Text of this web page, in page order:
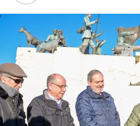
alcalde no ingresó a prisión
en libertad bajo supervisión
Social de Gendarmería.
Entre las razones que
Justicia, se consideraron dos
Sucolaboración
al admitir los hechos.